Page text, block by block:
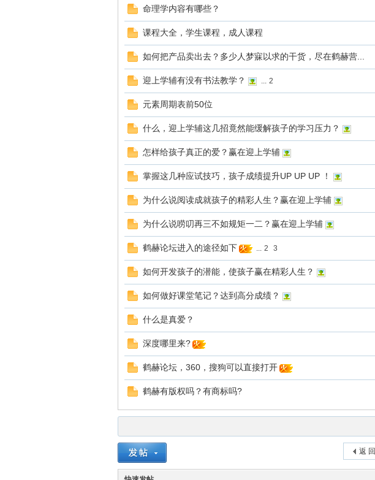
论
命理学内容有哪些？
课程大全，学生课程，成人课程
如何把产品卖出去？多少人梦寐以求的干货，尽在鹤赫营...
迎上学辅有没有书法教学？ ... 2
元素周期表前50位
什么，迎上学辅这几招竟然能缓解孩子的学习压力？
怎样给孩子真正的爱？赢在迎上学辅
掌握这几种应试技巧，孩子成绩提升UP UP UP ！
为什么说阅读成就孩子的精彩人生？赢在迎上学辅
为什么说唠叨再三不如规矩一二？赢在迎上学辅
鹤赫论坛进入的途径如下 ... 2 3
如何开发孩子的潜能，使孩子赢在精彩人生？
如何做好课堂笔记？达到高分成绩？
什么是真爱？
深度哪里来?
鹤赫论坛，360，搜狗可以直接打开
鹤赫有版权吗？有商标吗?
返 回